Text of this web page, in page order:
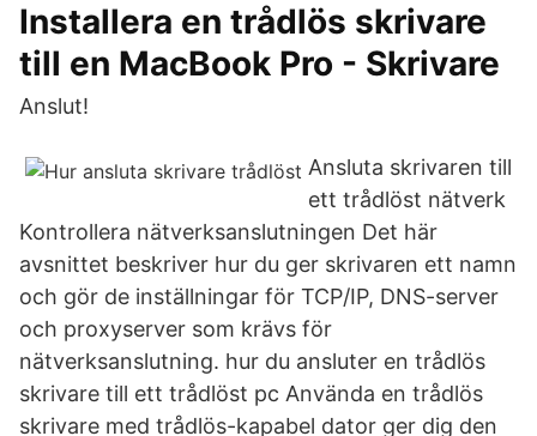
Installera en trådlös skrivare
till en MacBook Pro - Skrivare
Anslut!
Ansluta skrivaren till
ett trådlöst nätverk
Kontrollera nätverksanslutningen Det här
avsnittet beskriver hur du ger skrivaren ett namn
och gör de inställningar för TCP/IP, DNS-server
och proxyserver som krävs för
nätverksanslutning. hur du ansluter en trådlös
skrivare till ett trådlöst pc Använda en trådlös
skrivare med trådlös-kapabel dator ger dig den